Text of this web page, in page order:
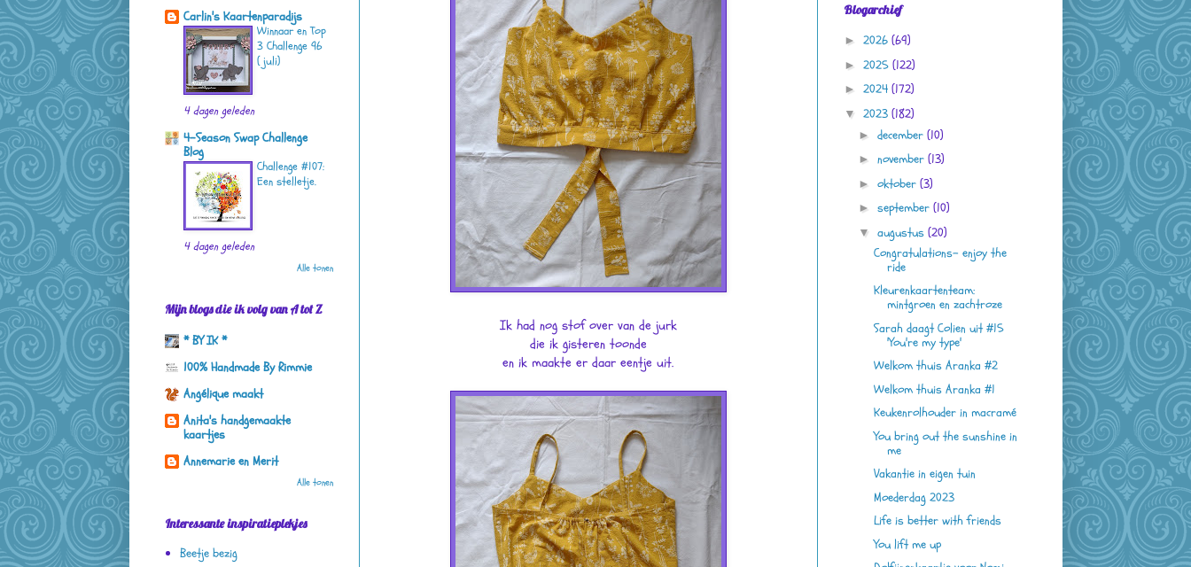
Ik had nog stof over van de jurk
die ik gisteren toonde
en ik maakte er daar eentje uit.
Carlin's Kaartenparadijs
Winnaar en Top
3 Challenge 96
( juli)
4 dagen geleden
4-Season Swap Challenge
Blog
Challenge #107:
Een stelletje.
4 dagen geleden
Alle tonen
Mijn blogs die ik volg van A tot Z
* BY IK *
100% Handmade By Rimmie
Angélique maakt
Anita's handgemaakte
kaartjes
Annemarie en Merit
Alle tonen
Interessante inspiratieplekjes
Beetje bezig
Blogarchief
► 2026 (69)
► 2025 (122)
► 2024 (172)
▼ 2023 (182)
►december(10)
►november(13)
►oktober(3)
►september(10)
▼augustus(20)
Congratulations- enjoy the
ride
Kleurenkaartenteam:
mintgroen en zachtroze
Sarah daagt Colien uit #15
'You're my type'
Welkom thuis Aranka #2
Welkom thuis Aranka #1
Keukenrolhouder in macramé
You bring out the sunshine in
me
Vakantie in eigen tuin
Moederdag 2023
Life is better with friends
You lift me up